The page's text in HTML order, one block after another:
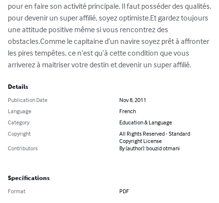
pour en faire son activité principale. Il faut posséder des qualités.
pour devenir un super affilié, soyez optimiste.Et gardez toujours
une attitude positive même si vous rencontrez des
obstacles.Comme le capitaine d’un navire soyez prêt à affronter
les pires tempêtes, ce n’est qu’à cette condition que vous
arriverez à maitriser votre destin et devenir un super affilié.
Details
Publication Date
Nov 8, 2011
Language
French
Category
Education & Language
Copyright
All Rights Reserved - Standard
Copyright License
Contributors
By (author): bouzid otmani
Specifications
Format PDF